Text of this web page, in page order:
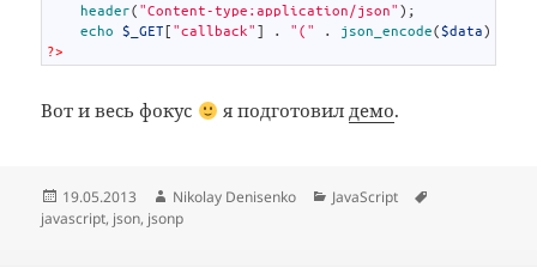
header( "Content-type:application/json" ) ;
echo
$_GET [ "callback" ] . "(" . json_encode( $data)
?>
Вот и весь фокус я подготовил демо.
Опубликовано
19.05.2013 Автор
Nikolay Denisenko Рубрики
JavaScript
javascript, json, jsonp